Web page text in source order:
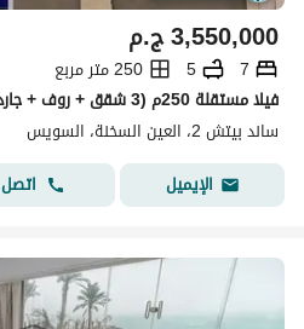
ج.م3,550,000
7
5
250 متر مربع
ساند بيتش 2، العين السخنة، السويس
الإيميل
اتصل